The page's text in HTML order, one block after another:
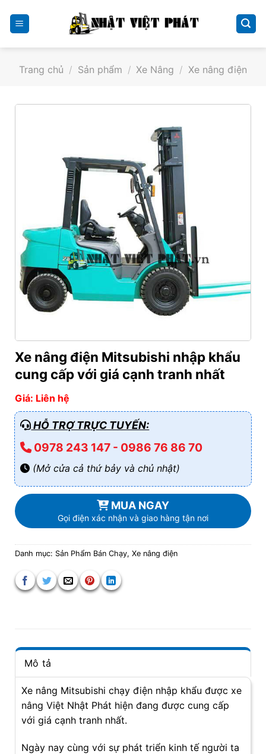
content
Trang chủ / Sản phẩm / Xe Nâng / Xe nâng điện
Xe nâng điện Mitsubishi nhập khẩu
cung cấp với giá cạnh tranh nhất
Giá: Liên hệ
HỖ TRỢ TRỰC TUYẾN:
0978 243 147 - 0986 76 86 70
(Mở cửa cả thứ bảy và chủ nhật)
MUA NGAY
Gọi điện xác nhận và giao hàng tận nơi
Danh mục: Sản Phẩm Bán Chạy, Xe nâng điện
Mô tả
Xe nâng Mitsubishi chạy điện nhập khẩu được xe
nâng Việt Nhật Phát hiện đang được cung cấp
với giá cạnh tranh nhất.
Ngày nay cùng với sự phát triển kinh tế người ta